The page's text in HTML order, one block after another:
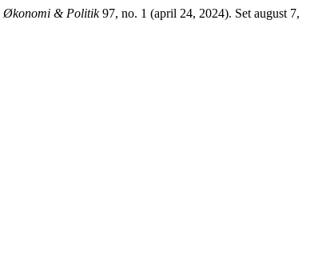
Økonomi & Politik97, no. 1 (april 24, 2024). Set august 7,